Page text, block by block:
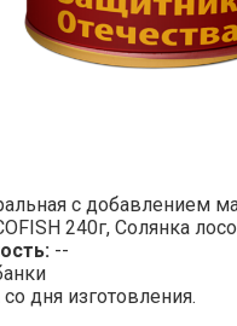
с добавлением
240г, Солянка
--
со дня изготовления.